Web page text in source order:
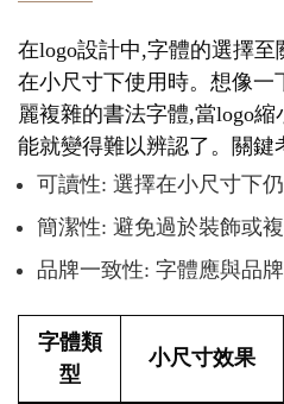
在logo設計中,字體的選擇
在小尺寸下使用時。想像一
麗複雜的書法字體,當logo
能就變得難以辨認了。關鍵
可讀性: 選擇在小尺寸下
簡潔性: 避免過於裝飾或複
品牌一致性: 字體應與品牌
字體類
型
小尺寸效果